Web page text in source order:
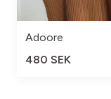
Adoore
480 SEK